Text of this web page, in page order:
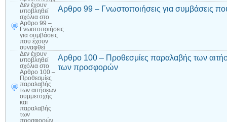
Δεν έχουν
υποβληθεί
σχόλια στο
Αρθρο 99 –
Γνωστοποιήσεις
για συμβάσεις
που έχουν
συναφθεί
Αρθρο 99 – Γνωστοποιήσεις για συμβάσεις
Δεν έχουν
υποβληθεί
σχόλια στο
Αρθρο 100 –
Προθεσμίες
παραλαβής
των αιτήσεων
συμμετοχής
και
παραλαβής
των
προσφορών
Αρθρο 100 – Προθεσμίες παραλαβής των
των προσφορών